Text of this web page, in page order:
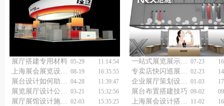
展厅搭建专用材料 05-29 11:14:54 一站式展览展示设计制作，选对展厅展台设计搭建公司更省心！ 07-23
上海展会展览设计策划公司：如何助你抢占先机？ 08-19 16:35:55 专卖店快闪巡展活动策划方案包括哪些内容？ 02-23
展台设计如何助力展览在展会中大放异彩？ 04-28 11:39:47 企业展厅策划设计公司:如何让展厅成为品牌传播的利器？ 01-03
展览展厅设计公司如何助您惊艳全场？快来一探究竟！ 03-21 15:32:56 展台布置搭建技巧 09-02
展厅展馆设计施工如何做好？ 02-03 15:35:25 上海展会设计搭建公司教你如何做好展台设计搭建 11-02